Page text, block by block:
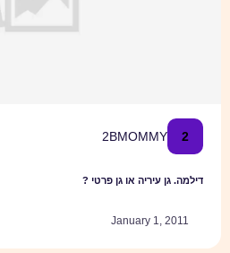
2
2BMOMMY
דילמה. גן עיריה או גן פרטי ?
January 1, 2011